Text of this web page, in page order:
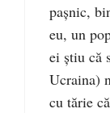
paşnic,
eu, un
ei ştiu că
Ucraina)
cu tărie